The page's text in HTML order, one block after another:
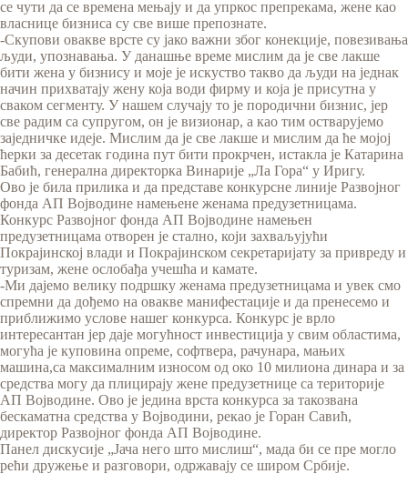
се чути да се времена мењају и да упркос препрекама, жене као
власнице бизниса су све више препознате.
-Скупови овакве врсте су јако важни због конекције, повезивања
људи, упознавања. У данашње време мислим да је све лакше
бити жена у бизнису и моје је искуство такво да људи на једнак
начин прихватају жену која води фирму и која је присутна у
сваком сегменту. У нашем случају то је породични бизнис, јер
све радим са супругом, он је визионар, а као тим остварујемо
заједничке идеје. Мислим да је све лакше и мислим да ће мојој
ћерки за десетак година пут бити прокрчен, истакла је Катарина
Бабић, генерална директорка Винарије „Ла Гора“ у Иригу.
Ово је била прилика и да представе конкурсне линије Развојног
фонда АП Војводине намењене женама предузетницама.
Конкурс Развојног фонда АП Војводине намењен
предузетницама отворен је стално, који захваљујући
Покрајинској влади и Покрајинском секретаријату за привреду и
туризам, жене ослобађа учешћа и камате.
-Ми дајемо велику подршку женама предузетницама и увек смо
спремни да дођемо на овакве манифестације и да пренесемо и
приближимо услове нашег конкурса. Конкурс је врло
интересантан јер даје могућност инвестиција у свим областима,
могућа је куповина опреме, софтвера, рачунара, мањих
машина,са максималним износом од око 10 милиона динара и за
средства могу да плицирају жене предузетнице са територије
АП Војводине. Ово је једина врста конкурса за такозвана
бескаматна средства у Војводини, рекао је Горан Савић,
директор Развојног фонда АП Војводине.
Панел дискусије „Јача него што мислиш“, мада би се пре могло
рећи дружење и разговори, одржавају се широм Србије.